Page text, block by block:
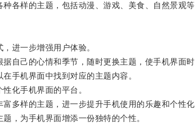
样的主题，包括动漫、游戏、美食、自然景观等
进一步增强用户体验。
己的心情和季节，随时更换主题，使手机界面时
手机界面中找到对应的主题内容。
化手机界面的平台。
样的主题，进一步提升手机使用的乐趣和个性化
为手机界面增添一份独特的个性。